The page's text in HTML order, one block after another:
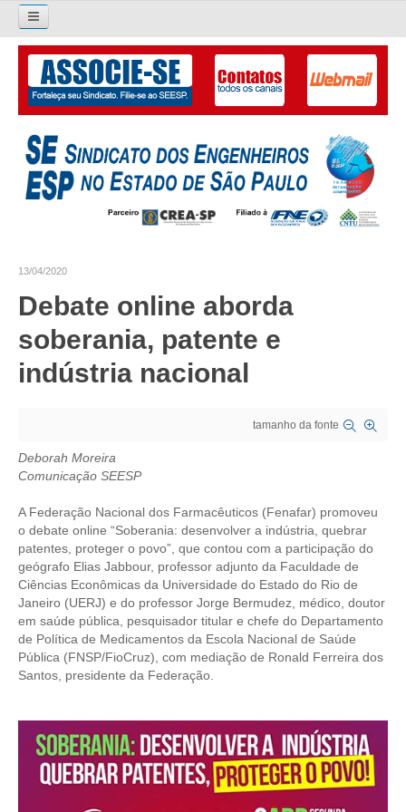
Pesquisar...
O SINDICATO
APRESENTAÇÃO
PALAVRA DO PRESIDENTE
SUBSEDES SINDICAIS
GALERIA EX-PRESIDENTES
CONSELHO TECNOLÓGICO
HISTÓRICO E ATUAÇÃO
COMPOSIÇÃO
CONSELHOS ASSESSORES
PERSONALIDADES DA TECNOLOGIA
NÚCLEO DA MULHER ENGENHEIRA
JURÍDICO
CONSULTORIA
ACORDOS, CONVENÇÕES E DISSÍDIOS
13/04/2020
Debate online aborda
soberania, patente e
indústria nacional
tamanho da fonte
Deborah Moreira
Comunicação SEESP
A Federação Nacional dos Farmacêuticos (Fenafar) promoveu
o debate online “Soberania: desenvolver a indústria, quebrar
patentes, proteger o povo”, que contou com a participação do
geógrafo Elias Jabbour, professor adjunto da Faculdade de
Ciências Econômicas da Universidade do Estado do Rio de
Janeiro (UERJ) e do professor Jorge Bermudez, médico, doutor
em saúde pública, pesquisador titular e chefe do Departamento
de Política de Medicamentos da Escola Nacional de Saúde
Pública (FNSP/FioCruz), com mediação de Ronald Ferreira dos
Santos, presidente da Federação.